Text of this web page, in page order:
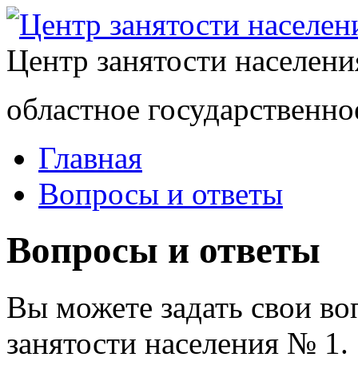
Центр занятости
областное
Главная
Вопросы и ответы
Вопросы и ответы
Вы можете задать свои
занятости населения № 1.